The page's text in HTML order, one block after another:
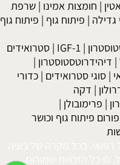
| חומצות אמינו |שרפת
גדילה | פיתוח גוף | פיתוח גוף
|
IGF-1
|סטרואידים
| דיהידרוטסטוסטרון |
| סוגי סטרואידים | כדורי
| דקה
| פרימובולן |
פורום פיתוח גוף וכושר
רפואי. בכל מקרה של בעיה
© כל הזכויות שמורות.